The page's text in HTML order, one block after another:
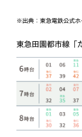
※出典：東急電鉄公式
東急田園都市線「